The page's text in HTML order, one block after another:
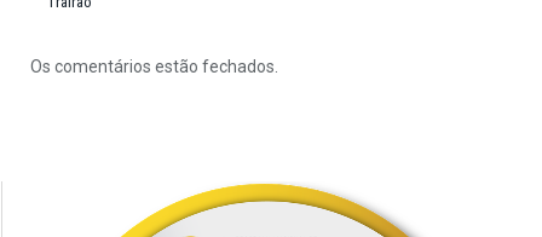
Os comentários estão fechados.